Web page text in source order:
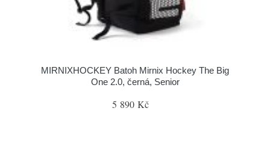
MIRNIXHOCKEY Batoh Mirnix Hockey The Big
One 2.0, černá, Senior
5 890 Kč